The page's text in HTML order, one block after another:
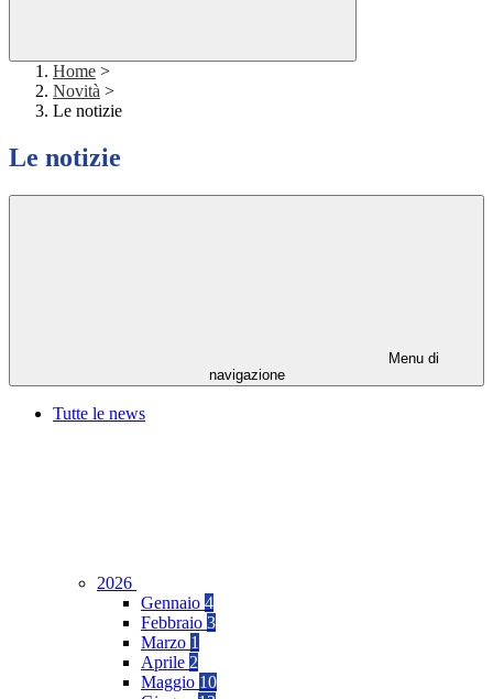
Home >
Novità >
Le notizie
Le notizie
Menu di
navigazione
Tutte le news
2026
Gennaio 4
Febbraio 3
Marzo 1
Aprile 2
Maggio 10